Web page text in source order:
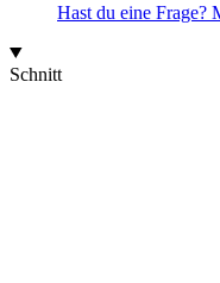
Hast du eine Frage?
Schnitt